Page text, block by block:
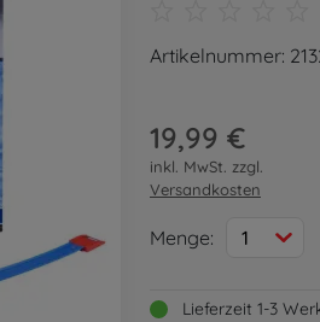
Artikelnummer:
19,99 €
inkl. MwSt. zzgl.
Versandkosten
Menge: 1
Lieferzeit 1-3